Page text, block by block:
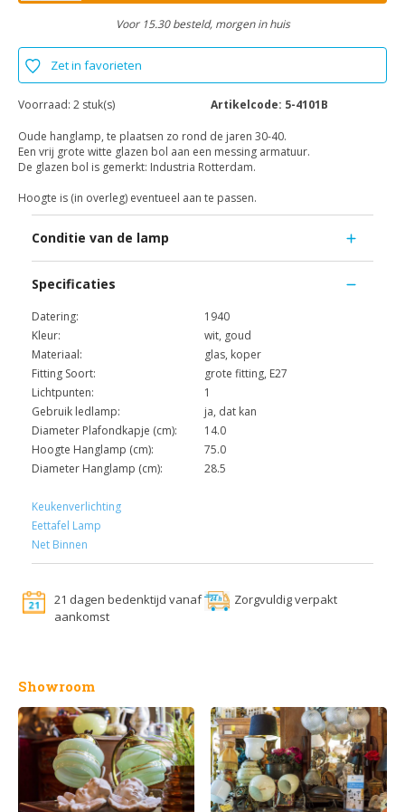
Voor 15.30 besteld, morgen in huis
Zet in favorieten
Voorraad: 2 stuk(s) Artikelcode: 5-4101B
Oude hanglamp, te plaatsen zo rond de jaren 30-40.
Een vrij grote witte glazen bol aan een messing armatuur.
De glazen bol is gemerkt: Industria Rotterdam.
Hoogte is (in overleg) eventueel aan te passen.
Conditie van de lamp
Specificaties
Datering:
1940
Kleur:
wit, goud
Materiaal:
glas, koper
Fitting Soort:
grote fitting, E27
Lichtpunten:
1
Gebruik ledlamp:
ja, dat kan
Diameter Plafondkapje (cm):
14.0
Hoogte Hanglamp (cm):
75.0
Diameter Hanglamp (cm):
28.5
Keukenverlichting
Eettafel Lamp
Net Binnen
21 dagen bedenktijd vanaf
aankomst
Zorgvuldig verpakt
Showroom